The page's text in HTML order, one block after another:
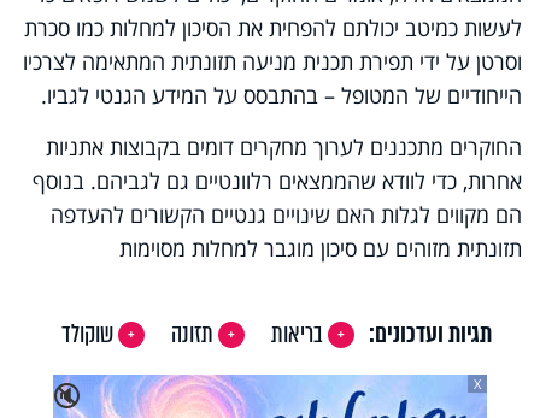
לעשות כמיטב יכולתם להפחית את הסיכון למחלות כמו סכרת
וסרטן על ידי תפירת תכנית מניעה תזונתית המתאימה לצרכיו
הייחודיים של המטופל – בהתבסס על המידע הגנטי לגביו.
החוקרים מתכננים לערוך מחקרים דומים בקבוצות אתניות
אחרות, כדי לוודא שהממצאים רלוונטיים גם לגביהם. בנוסף
הם מקווים לגלות האם שינויים גנטיים הקשורים להעדפה
תזונתית מזוהים עם סיכון מוגבר למחלות מסוימות
תגיות ועדכונים: בריאות תזונה
שוקולד
🔇
X